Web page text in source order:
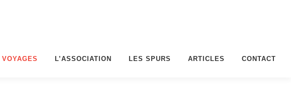
VOYAGES L’ASSOCIATION LES SPURS ARTICLES CONTACT